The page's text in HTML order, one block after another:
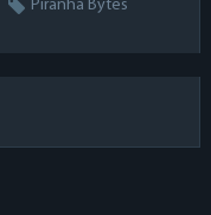
Piranha Bytes